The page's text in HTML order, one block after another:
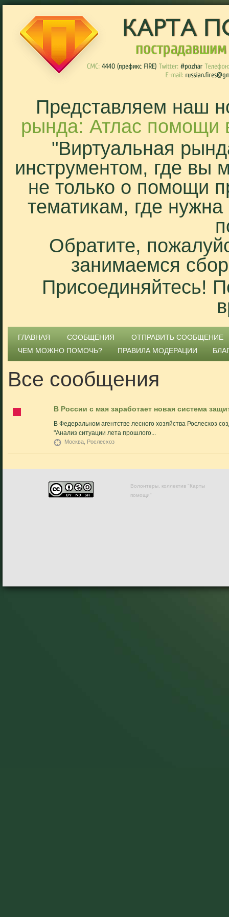
Представляем наш
рында: Атлас помощи
"Виртуальная
инструментом, где вы
не только о помощи
тематикам, где
Обратите,
занимаемся
Присоединяйтесь!
ГЛАВНАЯ СООБЩЕНИЯ
ОТПРАВИТЬ СООБЩЕНИЕ
ЧЕМ МОЖНО ПОМОЧЬ?
ПРАВИЛА МОДЕРАЦИИ
Все сообщения
В России с мая заработает новая система
В Федеральном агентстве лесного хозяйства Рослесхоз
"Анализ ситуации лета прошлого...
Москва, Рослесхоз
Волонтеры, коллектив "Карты
помощи"